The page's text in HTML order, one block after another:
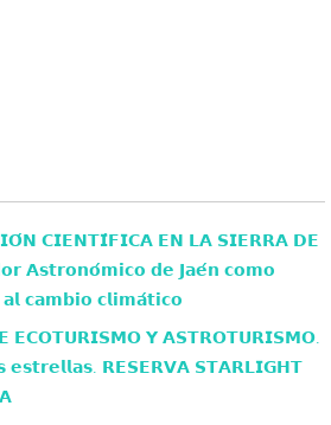
𝗖𝗜𝗘𝗡𝗧𝗜́𝗙𝗜𝗖𝗔 𝗘𝗡 𝗟𝗔 𝗦𝗜𝗘𝗥𝗥𝗔 𝗗𝗘
𝗔𝘀𝘁𝗿𝗼𝗻𝗼́𝗺𝗶𝗰𝗼 𝗱𝗲 𝗝𝗮𝗲́𝗻 𝗰𝗼𝗺𝗼
𝗰𝗮𝗺𝗯𝗶𝗼 𝗰𝗹𝗶𝗺𝗮́𝘁𝗶𝗰𝗼
𝗘𝗖𝗢𝗧𝗨𝗥𝗜𝗦𝗠𝗢 𝗬 𝗔𝗦𝗧𝗥𝗢𝗧𝗨𝗥𝗜𝗦𝗠𝗢.
𝗲𝘀𝘁𝗿𝗲𝗹𝗹𝗮𝘀. 𝗥𝗘𝗦𝗘𝗥𝗩𝗔 𝗦𝗧𝗔𝗥𝗟𝗜𝗚𝗛𝗧